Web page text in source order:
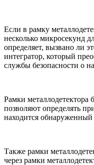
Если в рамку
несколько микросекунд
определяет, вызвано ли
интегратор, который
службы безопасности о
Рамки
позволяют определять
находится обнаруженный
Также рамки
через рамки